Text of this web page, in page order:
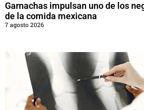
Garnachas impulsan uno de los
de la comida mexicana
7 agosto 2026